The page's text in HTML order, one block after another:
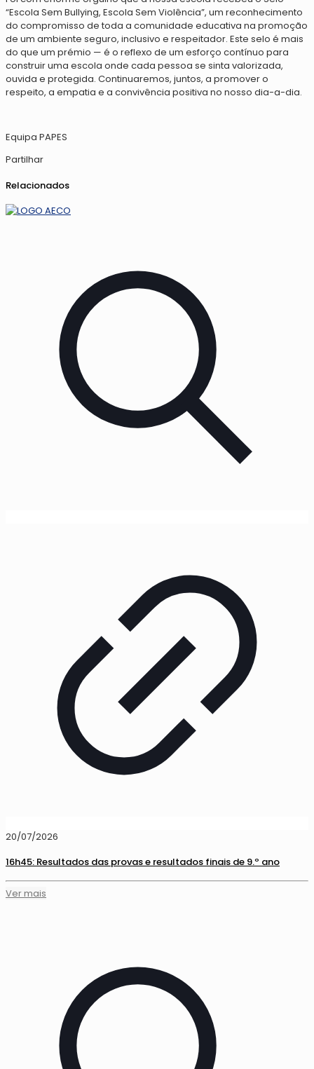
“Escola Sem Bullying, Escola Sem Violência”, um reconhecimento
do compromisso de toda a comunidade educativa na promoção
de um ambiente seguro, inclusivo e respeitador. Este selo é mais
do que um prémio — é o reflexo de um esforço contínuo para
construir uma escola onde cada pessoa se sinta valorizada,
ouvida e protegida. Continuaremos, juntos, a promover o
respeito, a empatia e a convivência positiva no nosso dia-a-dia.
Equipa PAPES
Partilhar
Relacionados
20/07/2026
16h45: Resultados das provas e resultados finais de 9.º ano
Ver mais